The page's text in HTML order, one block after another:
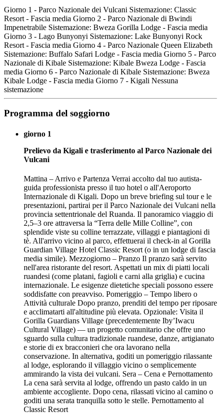
Giorno 1 - Parco Nazionale dei Vulcani Sistemazione: Classic
Resort - Fascia media Giorno 2 - Parco Nazionale di Bwindi
Impenetrabile Sistemazione: Bweza Gorilla Lodge - Fascia media
Giorno 3 - Lago Bunyonyi Sistemazione: Lake Bunyonyi Rock
Resort - Fascia media Giorno 4 - Parco Nazionale Queen Elizabeth
Sistemazione: Buffalo Safari Lodge - Fascia media Giorno 5 - Parco
Nazionale di Kibale Sistemazione: Kibale Bweza Lodge - Fascia
media Giorno 6 - Parco Nazionale di Kibale Sistemazione: Bweza
Kibale Lodge - Fascia media Giorno 7 - Kigali Nessuna
sistemazione
Programma del soggiorno
giorno 1
Prelievo da Kigali e trasferimento al Parco Nazionale dei
Vulcani
Mattina – Arrivo e Partenza Verrai accolto dal tuo autista-
guida professionista presso il tuo hotel o all'Aeroporto
Internazionale di Kigali. Dopo un breve briefing sul tour e le
presentazioni, partirai per il Parco Nazionale dei Vulcani nella
provincia settentrionale del Ruanda. Il panoramico viaggio di
2,5–3 ore attraversa la “Terra delle Mille Colline”, con
splendide viste su colline terrazzate, villaggi e piantagioni di
tè. All'arrivo vicino al parco, effettuerai il check-in al Gorilla
Guardian Village Hotel Classic Resort (o in un lodge di fascia
media simile). Mezzogiorno – Pranzo Il pranzo sarà servito
nell'area ristorante del resort. Aspettati un mix di piatti locali
ruandesi (come platani, fagioli e carni alla griglia) e cucina
internazionale. Le esigenze dietetiche speciali possono essere
soddisfatte con preavviso. Pomeriggio – Tempo libero o
Attività culturale Dopo pranzo, prenditi del tempo per riposare
e acclimatarti all'altitudine più elevata. Opzionale: Visita il
Gorilla Guardians Village (precedentemente Iby’Iwacu
Cultural Village) — un progetto comunitario che offre uno
sguardo sulla cultura tradizionale ruandese, danze, artigianato
e storie di ex bracconieri che ora lavorano nella
conservazione. In alternativa, goditi un pomeriggio rilassante
al lodge, esplorando il villaggio vicino o semplicemente
ammirando la vista dei vulcani. Sera – Cena e Pernottamento
La cena sarà servita al lodge, offrendo un pasto caldo in un
ambiente accogliente. Dopo cena, rilassati vicino al camino o
goditi una serata tranquilla sotto le stelle. Pernottamento al
Classic Resort